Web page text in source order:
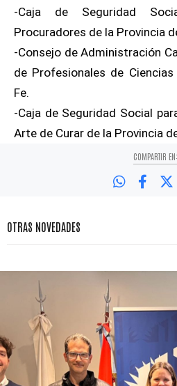
-Caja de Seguridad
Procuradores de la Provincia
-Consejo de Administración
de Profesionales de
Fe.
-Caja de Seguridad Social
Arte de Curar de la Provincia
COMPARTIR EN:
OTRAS NOVEDADES